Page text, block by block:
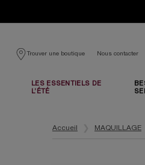
Trouver une boutique
Nous contacter
LES ESSENTIELS DE
L’ÉTÉ
Accueil MAQUILLAGE